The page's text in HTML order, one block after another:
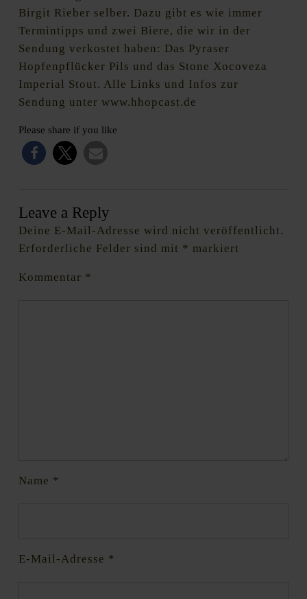
Birgit Rieber selber. Dazu gibt es wie immer
Termintipps und zwei Biere, die wir in der
Sendung verkostet haben: Das Pyraser
Hopfenpflücker Pils und das Stone Xocoveza
Imperial Stout. Alle Links und Infos zur
Sendung unter www.hhopcast.de
Please share if you like
Leave a Reply
Deine E-Mail-Adresse wird nicht veröffentlicht.
Erforderliche Felder sind mit * markiert
Kommentar *
Name *
E-Mail-Adresse *